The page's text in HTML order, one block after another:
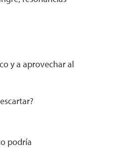
y a aprovechar al
podría